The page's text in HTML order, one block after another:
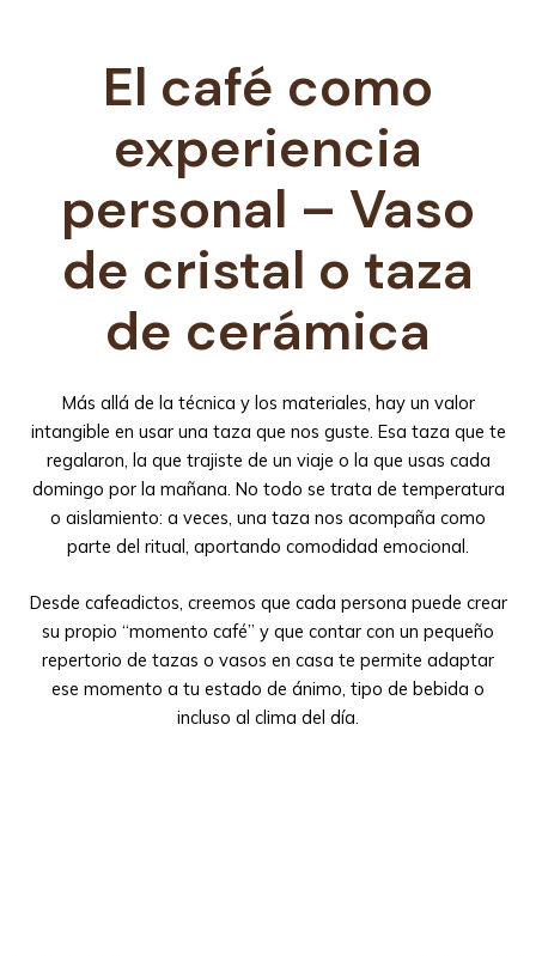
El café como
experiencia
personal – Vaso
de cristal o taza
de cerámica
Más allá de la técnica y los materiales, hay un valor
intangible en usar una taza que nos guste. Esa taza que te
regalaron, la que trajiste de un viaje o la que usas cada
domingo por la mañana. No todo se trata de temperatura
o aislamiento: a veces, una taza nos acompaña como
parte del ritual, aportando comodidad emocional.
Desde cafeadictos, creemos que cada persona puede crear
su propio “momento café” y que contar con un pequeño
repertorio de tazas o vasos en casa te permite adaptar
ese momento a tu estado de ánimo, tipo de bebida o
incluso al clima del día.